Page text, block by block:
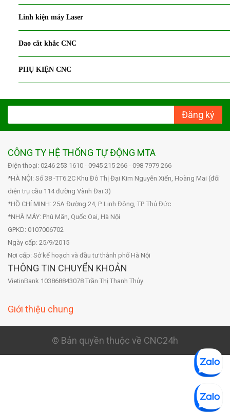
Linh kiện máy Laser
Dao cắt khắc CNC
PHỤ KIỆN CNC
Đăng ký
CÔNG TY HỆ THỐNG TỰ ĐỘNG MTA
Điện thoại: 0246 253 1610 - 0945 215 266 - 098 7979 266
*HÀ NỘI: Số 38 -TT6.2C Khu Đô Thị Đại Kim Nguyễn Xiển, Hoàng Mai (đối
diện trụ cầu 114 đường Vành Đai 3)
*HỒ CHÍ MINH: 25A Đường 24, P. Linh Đông, TP. Thủ Đức
*NHÀ MÁY: Phú Mãn, Quốc Oai, Hà Nội
GPKD: 0107006702
Ngày cấp: 25/9/2015
Nơi cấp: Sở kế hoạch và đầu tư thành phố Hà Nội
THÔNG TIN CHUYỂN KHOẢN
VietinBank 103868843078 Trần Thị Thanh Thủy
Giới thiệu chung
© Bản quyền thuộc về CNC24h